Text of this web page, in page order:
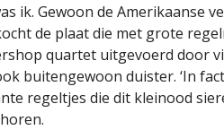
ik. Gewoon de Amerikaanse
de plaat die met grote
quartet uitgevoerd door
buitengewoon duister. ‘In
regeltjes die dit kleinood